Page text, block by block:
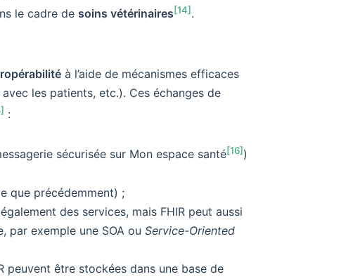
le cadre de soins vétérinaires [14] .
à l’aide de mécanismes efficaces
les patients, etc.). Ces échanges de
:
sécurisée sur Mon espace santé[16] )
que précédemment) ;
des services, mais FHIR peut aussi
par exemple une SOA ou Service-Oriented
peuvent être stockées dans une base de